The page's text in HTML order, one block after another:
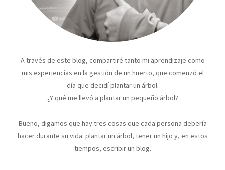
A través de este blog, compartiré tanto mi aprendizaje como
mis experiencias en la gestión de un huerto, que comenzó el
día que decidí plantar un árbol.
¿Y qué me llevó a plantar un pequeño árbol?
Bueno, digamos que hay tres cosas que cada persona debería
hacer durante su vida: plantar un árbol, tener un hijo y, en estos
tiempos, escribir un blog.